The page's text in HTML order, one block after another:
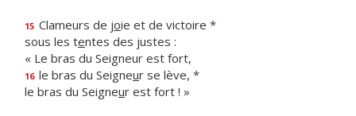
15 Clameurs de joie et de victoire *
sous les tentes des justes :
« Le bras du Seigneur est fort,
16 le bras du Seigneur se lève, *
le bras du Seigneur est fort ! »